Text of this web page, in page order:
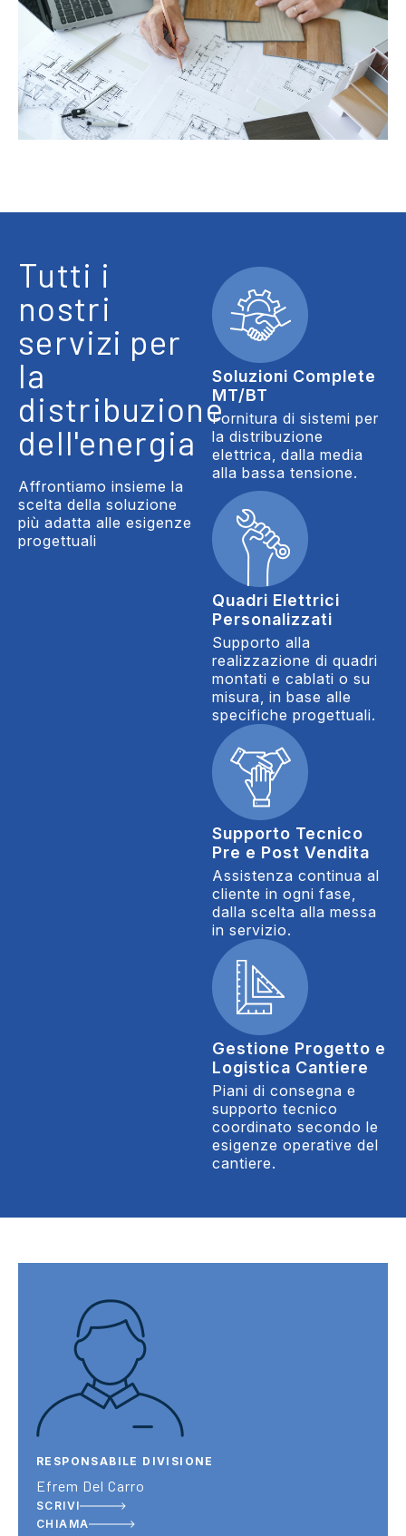
Tutti i
nostri
servizi per
la
distribuzione
dell'energia
Affrontiamo insieme la
scelta della soluzione
più adatta alle esigenze
progettuali
Soluzioni Complete
MT/BT
Fornitura di sistemi per
la distribuzione
elettrica, dalla media
alla bassa tensione.
Quadri Elettrici
Personalizzati
Supporto alla
realizzazione di quadri
montati e cablati o su
misura, in base alle
specifiche progettuali.
Supporto Tecnico
Pre e Post Vendita
Assistenza continua al
cliente in ogni fase,
dalla scelta alla messa
in servizio.
Gestione Progetto e
Logistica Cantiere
Piani di consegna e
supporto tecnico
coordinato secondo le
esigenze operative del
cantiere.
RESPONSABILE DIVISIONE
Efrem Del Carro
SCRIVI
CHIAMA